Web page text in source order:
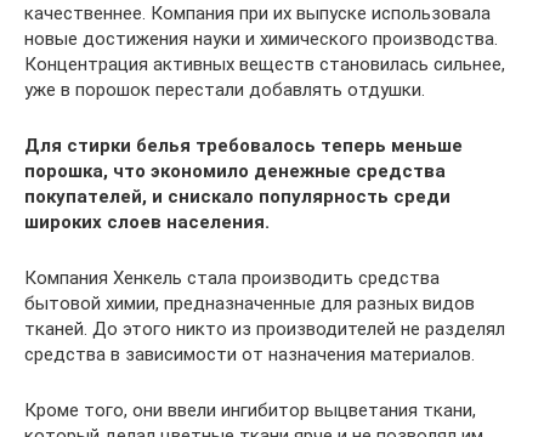
качественнее. Компания при их выпуске использовала
новые достижения науки и химического производства.
Концентрация активных веществ становилась сильнее,
уже в порошок перестали добавлять отдушки.
Для стирки белья требовалось теперь меньше
порошка, что экономило денежные средства
покупателей, и снискало популярность среди
широких слоев населения.
Компания Хенкель стала производить средства
бытовой химии, предназначенные для разных видов
тканей. До этого никто из производителей не разделял
средства в зависимости от назначения материалов.
Кроме того, они ввели ингибитор выцветания ткани,